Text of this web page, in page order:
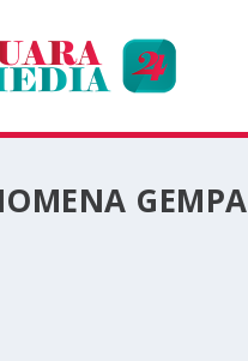
GEMPA